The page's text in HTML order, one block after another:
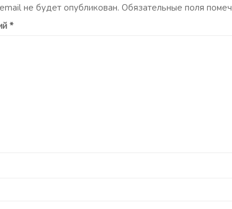
не будет опубликован. Обязательные поля
*